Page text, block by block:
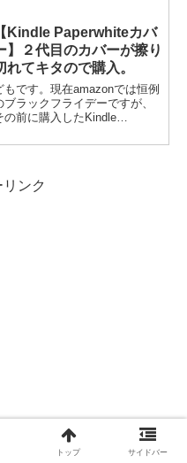
【Kindle Paperwhiteカバ
】２代目のカバーが擦り
れてキタので購入。
もです。現在amazonでは恒例
ブラックフライデーですが、
の前に購入したKindle
ーを買うぜ？まずは、現在装
が擦り切れてきています。...
ンク
トップ サイドバー